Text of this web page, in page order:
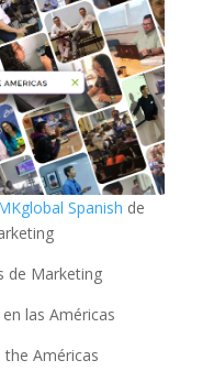
Spanish de
de Marketing
las Américas
Américas